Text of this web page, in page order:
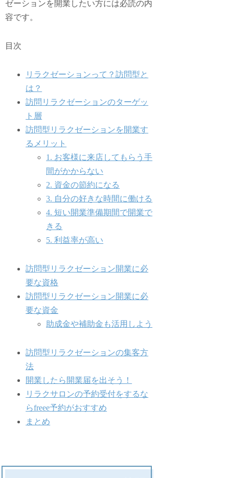
ゼーションを開業したい方には必読の内
容です。
目次
リラクゼーションって？訪問型と
は？
訪問リラクゼーションのターゲッ
ト層
訪問型リラクゼーションを開業す
るメリット
1. お客様に来店してもらう手
間がかからない
2. 資金の節約になる
3. 自分の好きな時間に働ける
4. 短い開業準備期間で開業で
きる
5. 利益率が高い
訪問型リラクゼーション開業に必
要な資格
訪問型リラクゼーション開業に必
要な資金
助成金や補助金も活用しよう
訪問型リラクゼーションの集客方
法
開業したら開業届を出そう！
リラクサロンの予約受付をするな
らfreee予約がおすすめ
まとめ